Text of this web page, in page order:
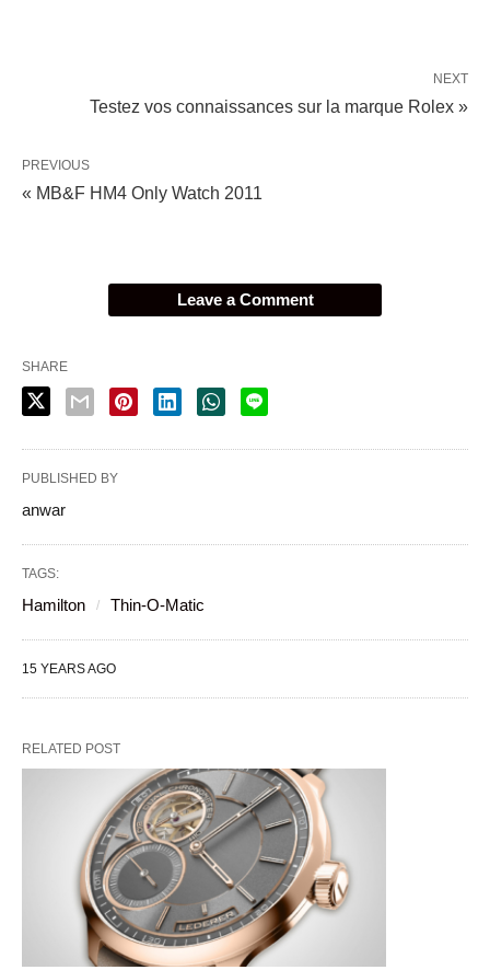
NEXT
Testez vos connaissances sur la marque Rolex »
PREVIOUS
« MB&F HM4 Only Watch 2011
Leave a Comment
SHARE
PUBLISHED BY
anwar
TAGS:
Hamilton Thin-O-Matic
15 YEARS AGO
RELATED POST